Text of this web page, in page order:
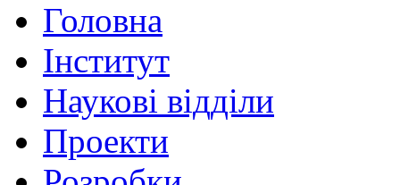
Головна
Інститут
Наукові відділи
Проекти